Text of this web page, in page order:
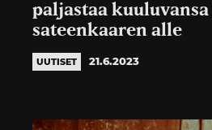
paljastaa kuuluvansa
sateenkaaren alle
UUTISET 21.6.2023